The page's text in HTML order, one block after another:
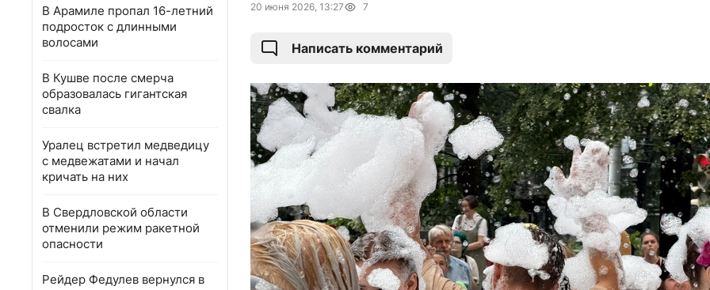
В Арамиле пропал 16-летний
подросток с длинными
волосами
В Кушве после смерча
образовалась гигантская
свалка
Уралец встретил медведицу
с медвежатами и начал
кричать на них
В Свердловской области
отменили режим ракетной
опасности
Рейдер Федулев вернулся в
20 июня 2026, 13:27 7
Написать комментарий